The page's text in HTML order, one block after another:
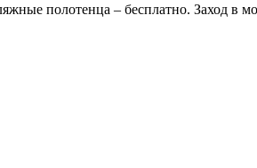
полотенца – бесплатно. Заход в